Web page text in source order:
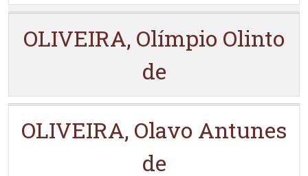
OLIVEIRA, Olímpio Olinto
de
OLIVEIRA, Olavo Antunes
de